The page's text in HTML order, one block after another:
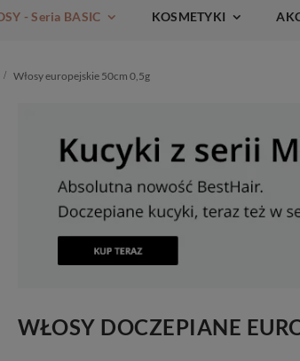
- Seria BASIC KOSMETYKI
Włosy europejskie 50cm 0,5g
WŁOSY DOCZEPIANE